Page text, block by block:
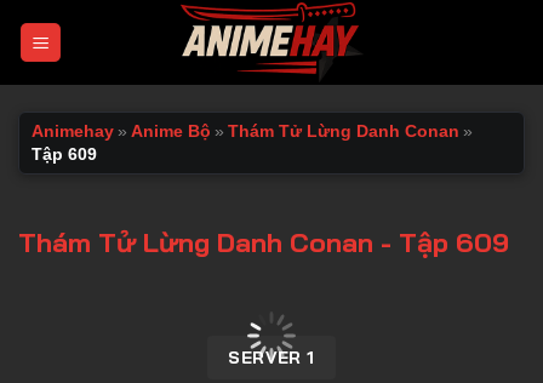
Animehay » Anime Bộ » Thám Tử Lừng Danh Conan »
Tập 609
Thám Tử Lừng Danh Conan - Tập 609
SERVER 1